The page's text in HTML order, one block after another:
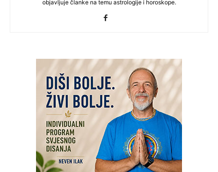
objavljuje članke na temu astrologije i horoskope.